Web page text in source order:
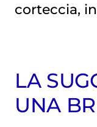
corteccia,
LA
UNA